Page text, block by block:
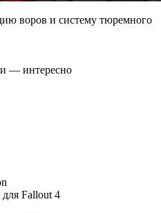
воров и систему тюремного
— интересно
Fallout 4